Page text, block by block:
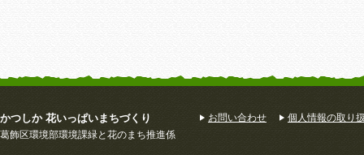
かつしか 花いっぱいまちづくり
葛飾区環境部環境課緑と花のまち推進係
お問い合わせ 個人情報の取り